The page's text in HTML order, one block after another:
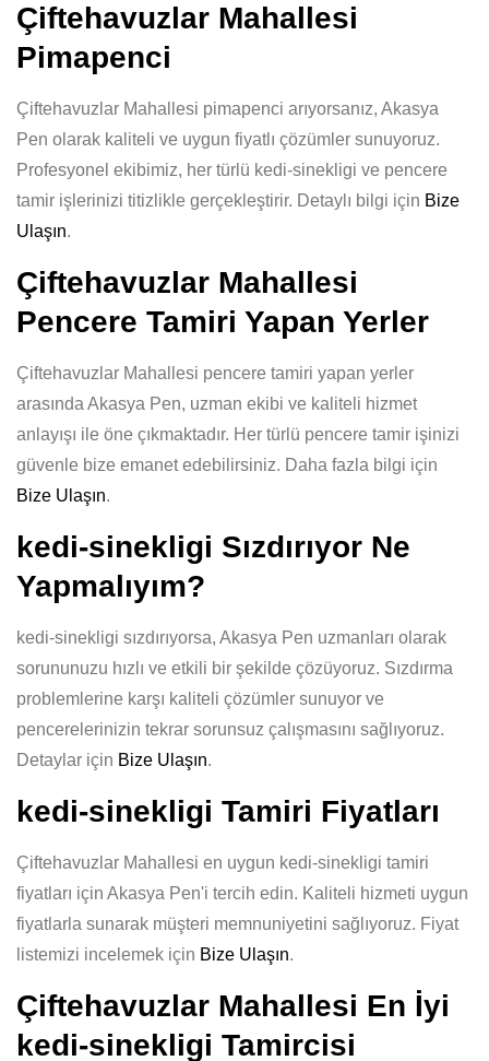
Çiftehavuzlar Mahallesi
Pimapenci
Çiftehavuzlar Mahallesi pimapenci arıyorsanız, Akasya
Pen olarak kaliteli ve uygun fiyatlı çözümler sunuyoruz.
Profesyonel ekibimiz, her türlü kedi-sinekligi ve pencere
tamir işlerinizi titizlikle gerçekleştirir. Detaylı bilgi için Bize
Ulaşın.
Çiftehavuzlar Mahallesi
Pencere Tamiri Yapan Yerler
Çiftehavuzlar Mahallesi pencere tamiri yapan yerler
arasında Akasya Pen, uzman ekibi ve kaliteli hizmet
anlayışı ile öne çıkmaktadır. Her türlü pencere tamir işinizi
güvenle bize emanet edebilirsiniz. Daha fazla bilgi için
Bize Ulaşın.
kedi-sinekligi Sızdırıyor Ne
Yapmalıyım?
kedi-sinekligi sızdırıyorsa, Akasya Pen uzmanları olarak
sorununuzu hızlı ve etkili bir şekilde çözüyoruz. Sızdırma
problemlerine karşı kaliteli çözümler sunuyor ve
pencerelerinizin tekrar sorunsuz çalışmasını sağlıyoruz.
Detaylar için Bize Ulaşın.
kedi-sinekligi Tamiri Fiyatları
Çiftehavuzlar Mahallesi en uygun kedi-sinekligi tamiri
fiyatları için Akasya Pen'i tercih edin. Kaliteli hizmeti uygun
fiyatlarla sunarak müşteri memnuniyetini sağlıyoruz. Fiyat
listemizi incelemek için Bize Ulaşın.
Çiftehavuzlar Mahallesi En İyi
kedi-sinekligi Tamircisi